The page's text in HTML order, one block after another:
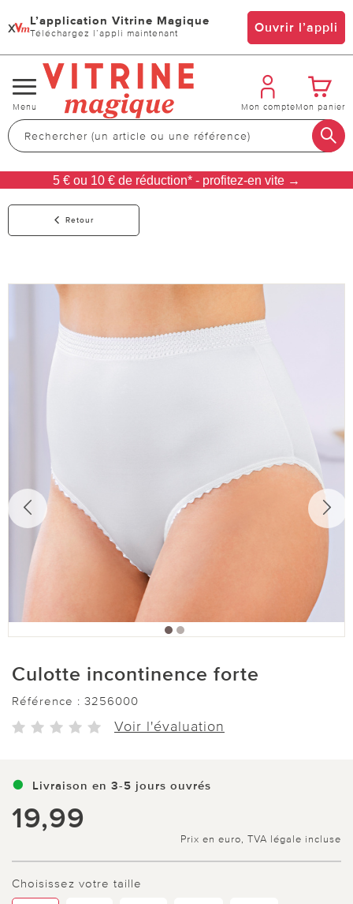
x L’application Vitrine Magique
Téléchargez l’appli maintenant Ouvrir l’appli
Changer
de
navigation
Menu Mon compteMon panier
5 € ou 10 € de réduction* - profitez-en vite →
Retour
Culotte incontinence forte
Référence : 3256000
Voir l'évaluation
Livraison en 3-5 jours ouvrés
19,99
Prix en euro, TVA légale incluse
Choisissez votre taille